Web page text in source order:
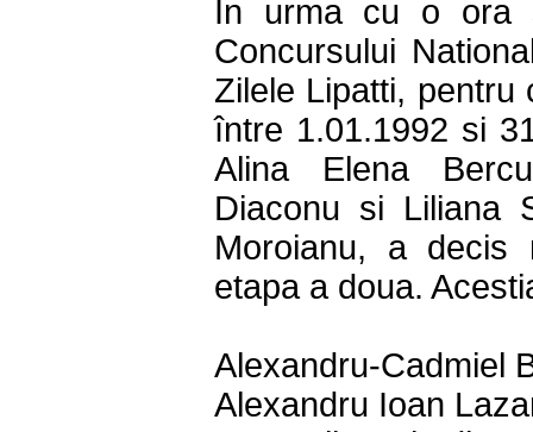
În urma cu o ora
Concursului
Zilele Lipatti,
între 1.01.1992 si
Alina Elena
Diaconu si Liliana
Moroianu, a
etapa a doua.
Alexandru-Cadmiel
Alexandru Ioan